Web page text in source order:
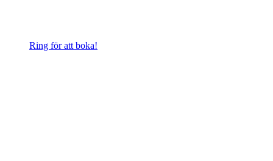
Ring för att boka!